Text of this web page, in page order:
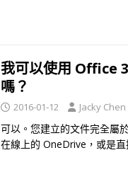
我可以使用 Office
嗎？
2016-01-12 Jacky Chen
可以。您建立的文件完全屬
在線上的 OneDrive，或是